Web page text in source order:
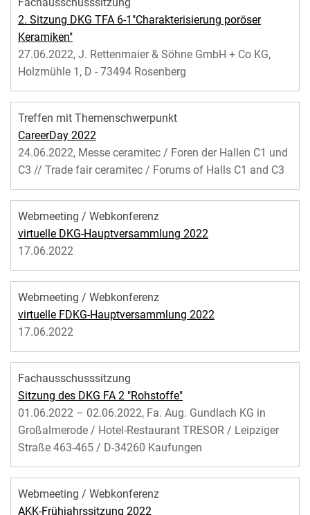
2. Sitzung DKG TFA 6-1"Charakterisierung poröser
Keramiken"
27.06.2022, J. Rettenmaier & Söhne GmbH + Co KG,
Holzmühle 1, D - 73494 Rosenberg
Treffen mit Themenschwerpunkt
CareerDay 2022
24.06.2022, Messe ceramitec / Foren der Hallen C1 und
C3 // Trade fair ceramitec / Forums of Halls C1 and C3
Webmeeting / Webkonferenz
virtuelle DKG-Hauptversammlung 2022
17.06.2022
Webmeeting / Webkonferenz
virtuelle FDKG-Hauptversammlung 2022
17.06.2022
Fachausschusssitzung
Sitzung des DKG FA 2 "Rohstoffe"
01.06.2022 – 02.06.2022, Fa. Aug. Gundlach KG in
Großalmerode / Hotel-Restaurant TRESOR / Leipziger
Straße 463-465 / D-34260 Kaufungen
Webmeeting / Webkonferenz
AKK-Frühjahrssitzung 2022